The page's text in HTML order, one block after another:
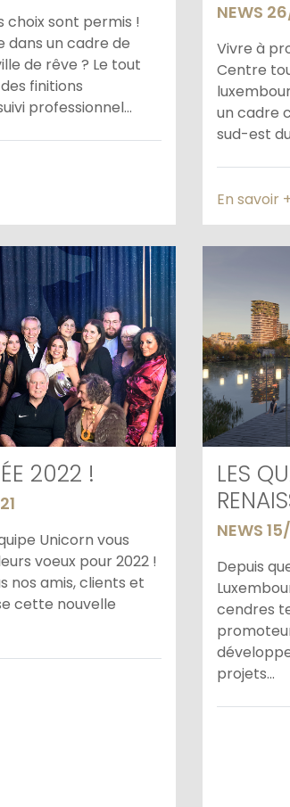
choix sont permis !
dans un cadre de
de rêve ? Le tout
finitions
professionnel...
NEWS
Vivre à
Centre
un cadre
sud-est
En savoir +
2022 !
Unicorn vous
voeux pour 2022 !
nos amis, clients et
cette nouvelle
LES
NEWS
Depuis
cendres
projets...